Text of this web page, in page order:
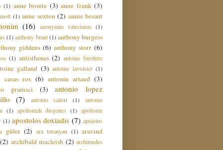
(1) anne bronte (3) anne frank (3)
(1) anne sexton (2) annie besant
(16) anonymus valesianus (1)
(1) anthony brant (1) anthony burgess
giddens (6) anthony storr (6)
(1) antisthenes (2) antoine furetiere
galland (3) antoine lavoisier (1)
casas ros (6) antonin artaud (3)
gramsci
(3)
antonio lopez
(7) antonio salieri (1)
antonio
(1) apollonialı diogenes (1) apollonie
(1) apostolos doxiadis (7) apuleius
güler (2) ara toranyan (1) aravind
(2) archibald macleish (2) archimedes